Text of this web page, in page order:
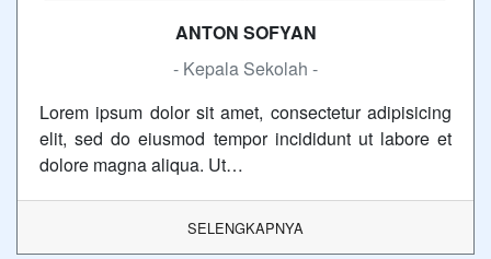
ANTON SOFYAN
- Kepala Sekolah -
Lorem ipsum dolor sit amet, consectetur adipisicing
elit, sed do eiusmod tempor incididunt ut labore et
dolore magna aliqua. Ut…
SELENGKAPNYA